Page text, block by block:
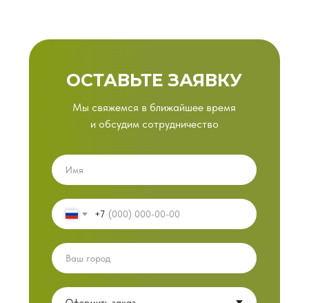
ОСТАВЬТЕ ЗАЯВКУ
Мы свяжемся в ближайшее время
и обсудим сотрудничество
+7